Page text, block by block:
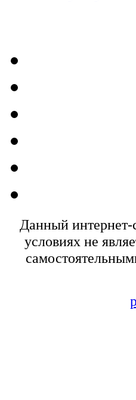
Данный
условиях не